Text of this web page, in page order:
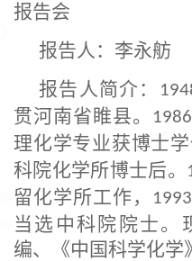
报告会
报告人 ： 李永舫
报告人简介：
贯河南省睢县。
1986
理化学专业获博士学
科院化学所博士后。
留化学所工作，
1993
当选中科院院士。
编、《中国科学化学